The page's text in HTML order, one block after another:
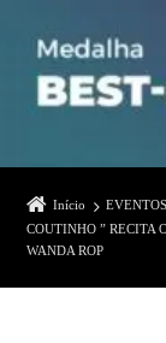
Início EVENTOS
COUTINHO ” RECITA
WANDA ROP